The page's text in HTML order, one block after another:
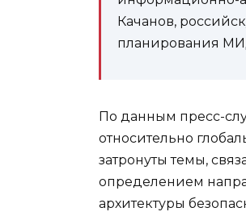
Качанов,
планирования
По данным пресс-
относительно
затронуты темы,
определением
архитектуры